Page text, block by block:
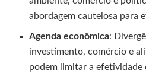
abordagem cautelosa para
Agenda econômica:
investimento, comércio e
podem limitar a efetividade